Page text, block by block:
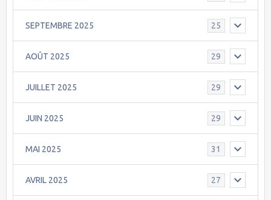
SEPTEMBRE 2025 25
AOÛT 2025 29
JUILLET 2025 29
JUIN 2025 29
MAI 2025 31
AVRIL 2025 27